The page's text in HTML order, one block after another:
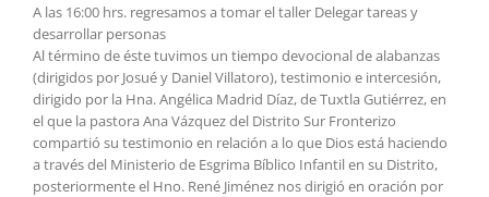
A las 16:00 hrs. regresamos a tomar el taller Delegar tareas y
desarrollar personas
Al término de éste tuvimos un tiempo devocional de alabanzas
(dirigidos por Josué y Daniel Villatoro), testimonio e intercesión,
dirigido por la Hna. Angélica Madrid Díaz, de Tuxtla Gutiérrez, en
el que la pastora Ana Vázquez del Distrito Sur Fronterizo
compartió su testimonio en relación a lo que Dios está haciendo
a través del Ministerio de Esgrima Bíblico Infantil en su Distrito,
posteriormente el Hno. René Jiménez nos dirigió en oración por